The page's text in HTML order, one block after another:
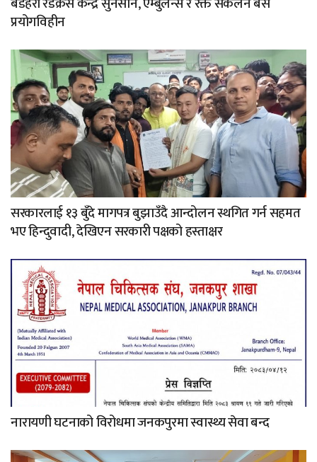
प्रयोगविहीन
सरकारलाई १३ बुँदे मागपत्र बुझाउँदै आन्दोलन स्थगित गर्न सहमत
भए हिन्दुवादी, देखिएन सरकारी पक्षको हस्ताक्षर
नारायणी घटनाको विरोधमा जनकपुरमा स्वास्थ्य सेवा बन्द